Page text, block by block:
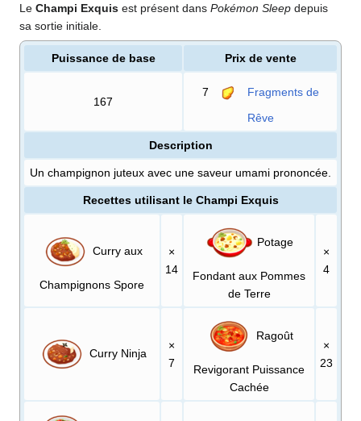
Le Champi Exquis est présent dans Pokémon Sleep depuis
sa sortie initiale.
Puissance de base Prix de vente
167
7 Fragments de
Rêve
Description
Un champignon juteux avec une saveur umami prononcée.
Recettes utilisant le Champi Exquis
Curry aux
Champignons Spore
×
14
Potage
Fondant aux Pommes
de Terre
×
4
Curry Ninja
×
7
Ragoût
Revigorant Puissance
Cachée
×
23